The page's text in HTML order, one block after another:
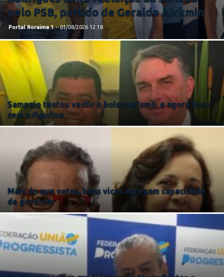
pelo PSB, partido de Geraldo Alckmin
Portal Roraima 1 - 01/08/2026 12:18
Sampaio tentou vestir o bolsonarismo, e agora ficou
sem o figurino
Mais do que votos, bons vices agregam capacidade
de governar